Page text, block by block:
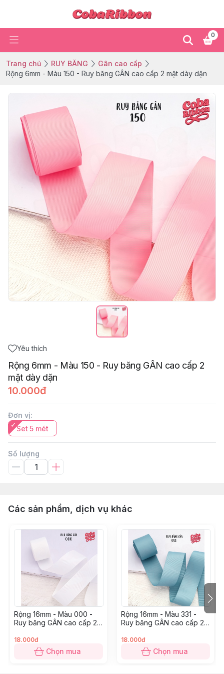
0
Trang chủ RUY BĂNG
Gân cao cấp
Rộng 6mm - Màu 150 - Ruy băng GÂN cao cấp 2 mặt dày dặn
Yêu thích
Rộng 6mm - Màu 150 - Ruy băng GÂN cao cấp 2
mặt dày dặn
10.000đ
Đơn vị:
Set 5 mét
Số lượng
Các sản phẩm, dịch vụ khác
Rộng 16mm - Màu 000 -
Ruy băng GÂN cao cấp 2
18.000đ
Chọn mua
Rộng 16mm - Màu 331 -
Ruy băng GÂN cao cấp 2
18.000đ
Chọn mua